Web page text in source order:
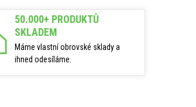
50.000+ PRODUKTŮ
SKLADEM
Máme vlastní obrovské sklady a
ihned odesíláme.